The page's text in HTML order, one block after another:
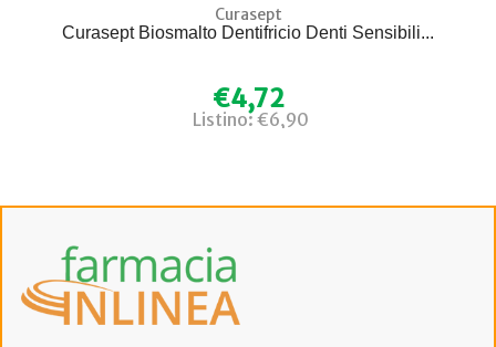
Curasept
Curasept Biosmalto Dentifricio Denti Sensibili...
€4,72
Listino: €6,90